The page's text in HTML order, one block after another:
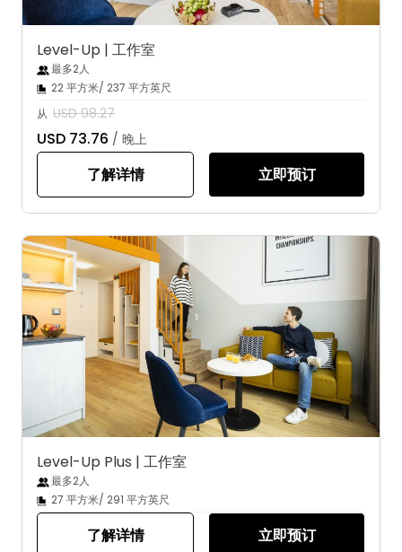
Level-Up | 工作室
最多2人
22 平方米/ 237 平方英尺
从 USD 98.27
USD 73.76 / 晚上
了解详情 立即预订
Level-Up Plus | 工作室
最多2人
27 平方米/ 291 平方英尺
了解详情 立即预订